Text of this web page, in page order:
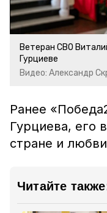
Ветеран СВО
Гурциеве
Видео: Александр
Ранее
Гурциева, его
стране и
Читайте